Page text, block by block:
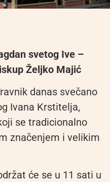
svetog Ive –
Željko Majić
danas svečano
Ivana Krstitelja,
se tradicionalno
značenjem i velikim
će se u 11 sati u